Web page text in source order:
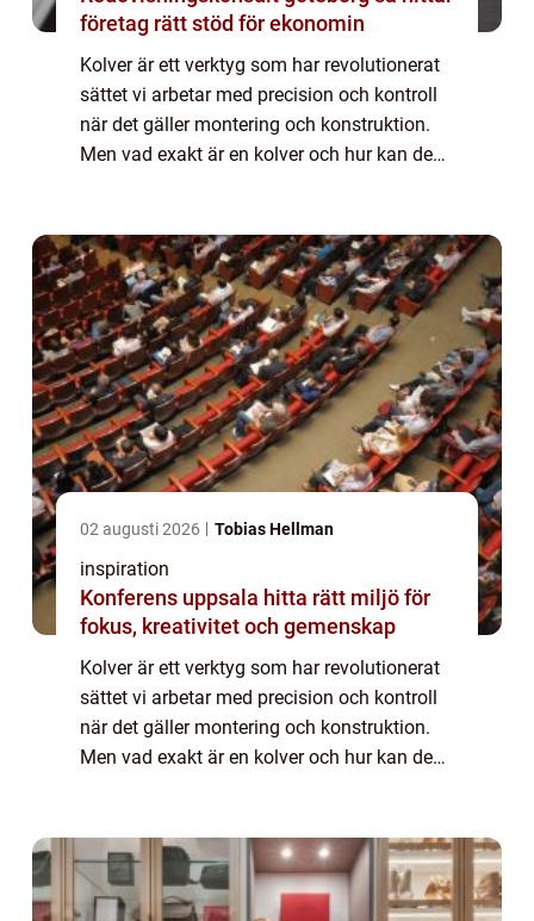
företag rätt stöd för ekonomin
Kolver är ett verktyg som har revolutionerat
sättet vi arbetar med precision och kontroll
när det gäller montering och konstruktion.
Men vad exakt är en kolver och hur kan den
02 augusti 2026 Tobias Hellman
inspiration
Konferens uppsala hitta rätt miljö för
fokus, kreativitet och gemenskap
Kolver är ett verktyg som har revolutionerat
sättet vi arbetar med precision och kontroll
när det gäller montering och konstruktion.
Men vad exakt är en kolver och hur kan den